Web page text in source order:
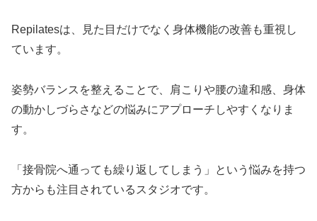
Repilatesは、見た目だけでなく身体機能の改善も重視し
ています。
姿勢バランスを整えることで、肩こりや腰の違和感、身体
の動かしづらさなどの悩みにアプローチしやすくなりま
す。
「接骨院へ通っても繰り返してしまう」という悩みを持つ
方からも注目されているスタジオです。